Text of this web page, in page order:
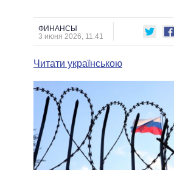
ГЛАВЫ
МЭРЫ
ВСЕ ПЕРСОНЫ
СРАВНЕНИЕ
ФИНАНСЫ
3 июня 2026, 11:41
Читати українською